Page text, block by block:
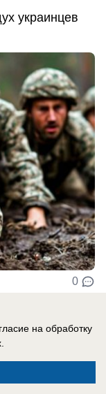
украинцев
0
атакует
работает
на обработку